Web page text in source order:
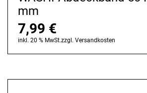
mm
7,99 €
inkl. 20 % MwSt.zzgl. Versandkosten